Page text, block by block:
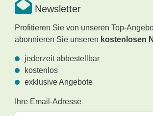
Newsletter
Profitieren Sie von unseren Top-
abonnieren Sie unseren kostenlosen
jederzeit abbestellbar
kostenlos
exklusive Angebote
Ihre Email-Adresse